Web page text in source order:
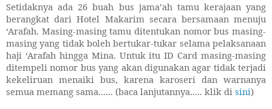
Setidaknya ada 26 buah bus jama’ah tamu kerajaan yang
berangkat dari Hotel Makarim secara bersamaan menuju
‘Arafah. Masing-masing tamu ditentukan nomor bus masing-
masing yang tidak boleh bertukar-tukar selama pelaksanaan
haji ‘Arafah hingga Mina. Untuk itu ID Card masing-masing
ditempeli nomor bus yang akan digunakan agar tidak terjadi
kekeliruan menaiki bus, karena karoseri dan warnanya
semua memang sama...... (baca lanjutannya..... klik di sini)